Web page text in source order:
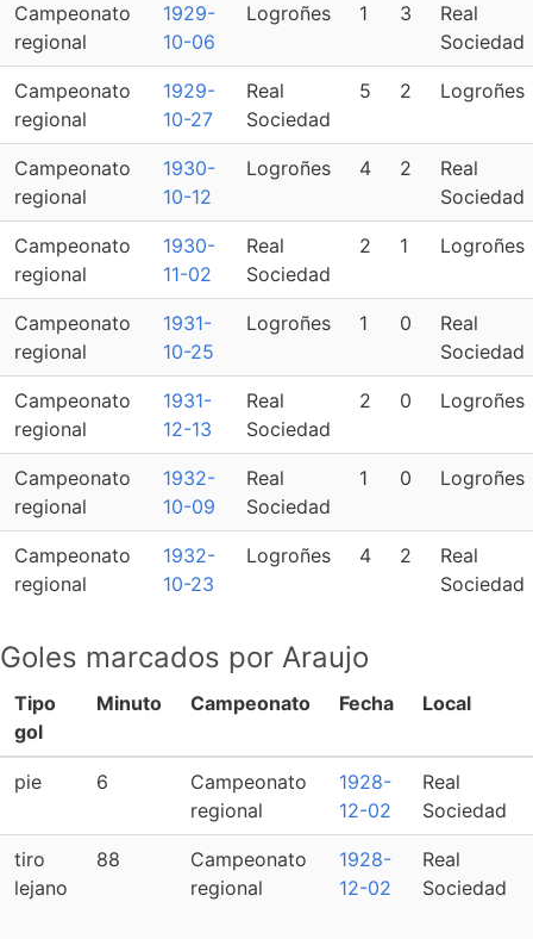
Campeonato
regional
1929-
10-06
Logroñes 1 3
Real
Sociedad
Campeonato
regional
1929-
10-27
Real
Sociedad
5 2 Logroñes
Campeonato
regional
1930-
10-12
Logroñes 4 2
Real
Sociedad
Campeonato
regional
1930-
11-02
Real
Sociedad
2 1 Logroñes
Campeonato
regional
1931-
10-25
Logroñes 1 0
Real
Sociedad
Campeonato
regional
1931-
12-13
Real
Sociedad
2 0 Logroñes
Campeonato
regional
1932-
10-09
Real
Sociedad
1 0 Logroñes
Campeonato
regional
1932-
10-23
Logroñes 4 2
Real
Sociedad
Goles marcados por Araujo
Tipo
gol
Minuto Campeonato Fecha Local
pie 6
Campeonato
regional
1928-
12-02
Real
Sociedad
tiro
lejano
88
Campeonato
regional
1928-
12-02
Real
Sociedad